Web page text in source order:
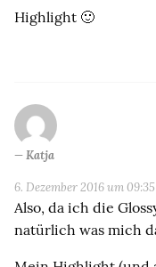
Highlight 🙂
Katja
6. Dezember 2016 um
Also, da ich die
natürlich was mich